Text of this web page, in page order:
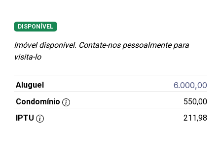
DISPONÍVEL
Imóvel disponível. Contate-nos pessoalmente para
visita-lo
Aluguel 6.000,00
Condomínio
550,00
IPTU
211,98